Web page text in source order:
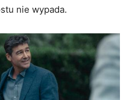
nie wypada.